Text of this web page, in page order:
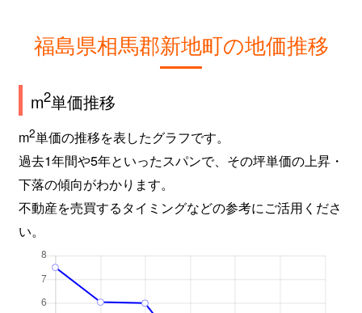
福島県相馬郡新地町の地価推移
m2単価推移
m2単価の推移を表したグラフです。
過去1年間や5年といったスパンで、その坪単価の上昇・
下落の傾向がわかります。
不動産を売買するタイミングなどの参考にご活用くださ
い。